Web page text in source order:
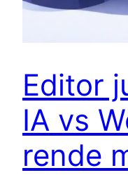
Editor
IA vs
rende